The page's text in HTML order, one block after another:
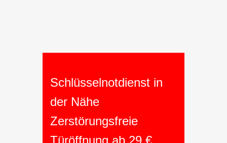
Schlüsselnotdienst in
der Nähe
Zerstörungsfreie
Türöffnung ab 29 €